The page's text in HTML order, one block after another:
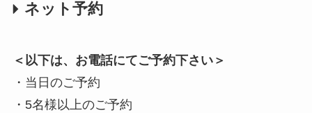
ネット予約
＜以下は、お電話にてご予約下さい＞
・当日のご予約
・5名様以上のご予約